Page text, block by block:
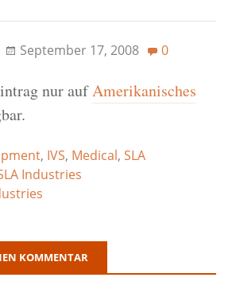
September 17, 2008 0
nur aufAmerikanisches
, IVS, Medical, SLA
Industries
KOMMENTAR